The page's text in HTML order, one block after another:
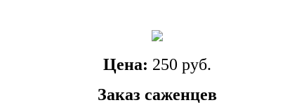
Цена: 250 руб.
Заказ саженцев